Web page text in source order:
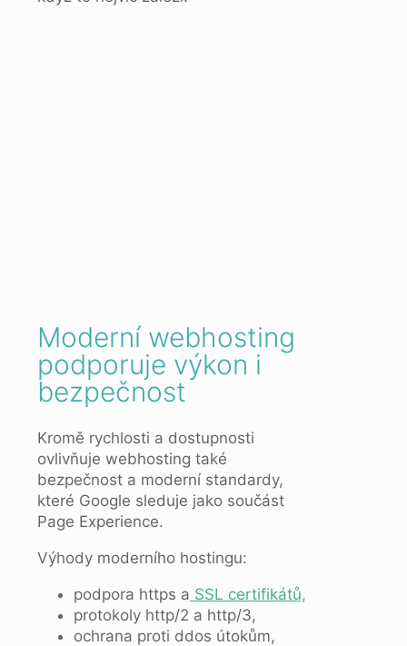
Moderní webhosting
podporuje výkon i
bezpečnost
Kromě rychlosti a dostupnosti
ovlivňuje webhosting také
bezpečnost a moderní standardy,
které Google sleduje jako součást
Page Experience.
Výhody moderního hostingu:
podpora https a SSL certifikátů,
protokoly http/2 a http/3,
ochrana proti ddos ​​útokům,